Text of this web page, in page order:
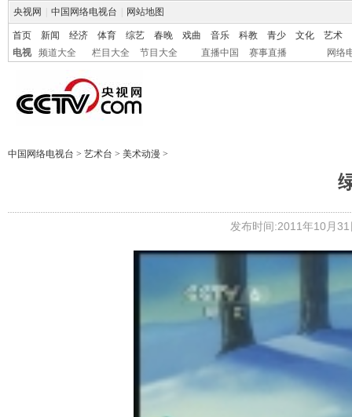
央视网 中国网络电视台 网站地图
首页 新闻 经济 体育 综艺 春晚 戏曲 音乐 科教 青少 文化
艺术
电视
频道大全 栏目大全 节目大全 直播中国 赛事直播 网络
中国网络电视台 > 艺术台 > 美术动漫 >
发布时间:2011年10月